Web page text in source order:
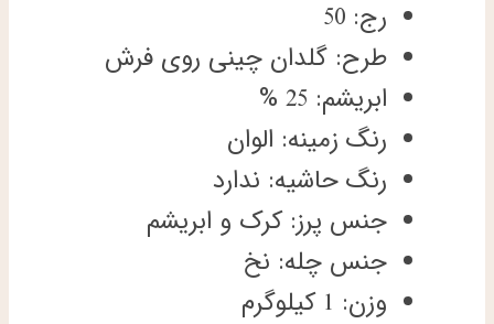
رج: 50
طرح: گلدان چینی روی فرش
ابریشم: 25 %
رنگ زمینه: الوان
رنگ حاشیه: ندارد
جنس پرز: کرک و ابریشم
جنس چله: نخ
وزن: 1 کیلوگرم